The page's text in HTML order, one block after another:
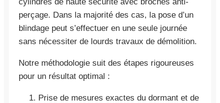
perçage. Dans la majorité des cas, la pose d’un
blindage peut s’effectuer en une seule journée
sans nécessiter de lourds travaux de démolition.
Notre méthodologie suit des étapes rigoureuses
pour un résultat optimal :
Prise de mesures exactes du dormant et de